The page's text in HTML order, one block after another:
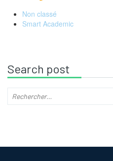
Non classé
Smart Academic
Search post